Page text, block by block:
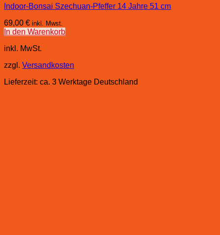
Indoor-Bonsai Szechuan-Pfeffer 14 Jahre 51 cm
69,00 € inkl. Mwst.
In den Warenkorb
inkl. MwSt.
zzgl. Versandkosten
Lieferzeit: ca. 3 Werktage Deutschland